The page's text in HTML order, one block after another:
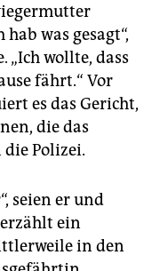
was gesagt“,
„Ich wollte, dass
fährt.“ Vor
es das Gericht,
die das
die Polizei.
seien er und
ein
in den